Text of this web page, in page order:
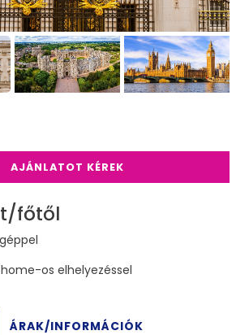
AJÁNLATOT KÉREK
főtől
os elhelyezéssel
ÁRAK/INFORMÁCIÓK